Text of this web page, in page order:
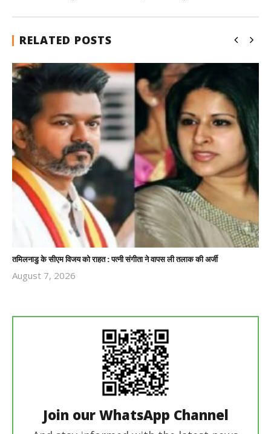
RELATED POSTS
तमिलनाडु के सीएम विजय को राहत : पत्नी संगीता ने वापस ली तलाक की अर्जी
August 7, 2026
Join our WhatsApp Channel